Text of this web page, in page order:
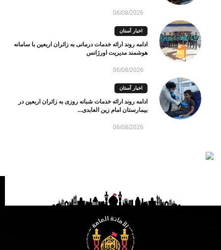
06/08/2026
اخبار آستان
ادامه روند ارائه خدمات درمانی به زائران اربعین با سامانه
هوشمند مدیریت اورژانس
06/08/2026
اخبار آستان
ادامه روند ارائه خدمات شبانه روزی به زائران اربعین در
بیمارستان امام زین العابدی...
06/08/2026